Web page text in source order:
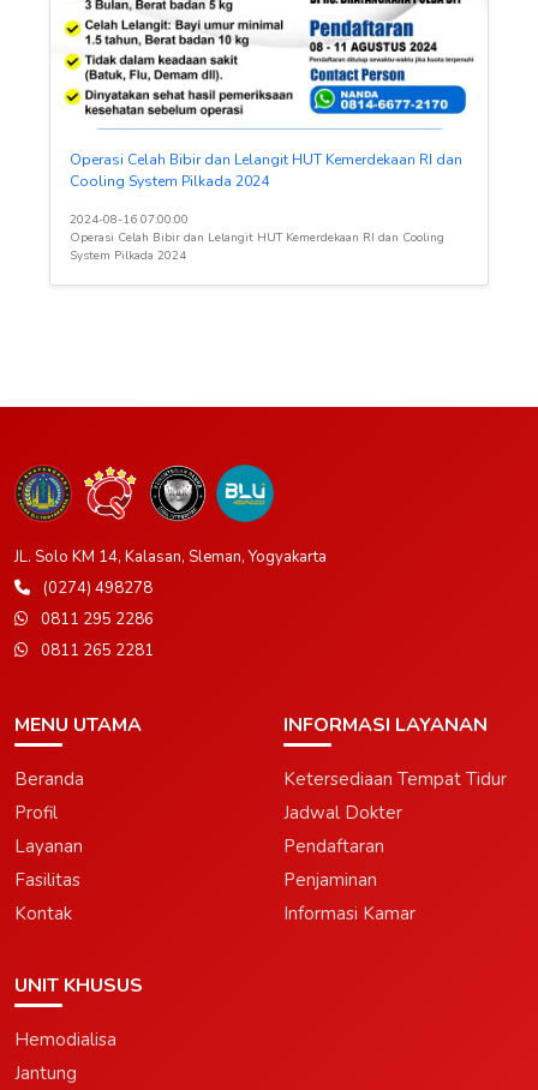
Operasi Celah Bibir dan Lelangit HUT Kemerdekaan RI dan
Cooling System Pilkada 2024
2024-08-16 07:00:00
Operasi Celah Bibir dan Lelangit HUT Kemerdekaan RI dan Cooling
System Pilkada 2024
JL. Solo KM 14, Kalasan, Sleman, Yogyakarta
(0274) 498278
0811 295 2286
0811 265 2281
MENU UTAMA
Beranda
Profil
Layanan
Fasilitas
Kontak
INFORMASI LAYANAN
Ketersediaan Tempat Tidur
Jadwal Dokter
Pendaftaran
Penjaminan
Informasi Kamar
UNIT KHUSUS
Hemodialisa
Jantung